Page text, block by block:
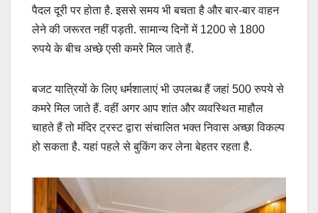
पैदल दूरी पर होता है. इससे समय भी बचता है और बार-बार वाहन
लेने की जरूरत नहीं पड़ती. सामान्य दिनों में 1200 से 1800
रुपये के बीच अच्छे एसी कमरे मिल जाते हैं.
बजट यात्रियों के लिए धर्मशालाएं भी उपलब्ध हैं जहां 500 रुपये से
कमरे मिल जाते हैं. वहीं अगर आप शांत और व्यवस्थित माहौल
चाहते हैं तो मंदिर ट्रस्ट द्वारा संचालित भक्त निवास अच्छा विकल्प
हो सकता है. यहां पहले से बुकिंग कर लेना बेहतर रहता है.